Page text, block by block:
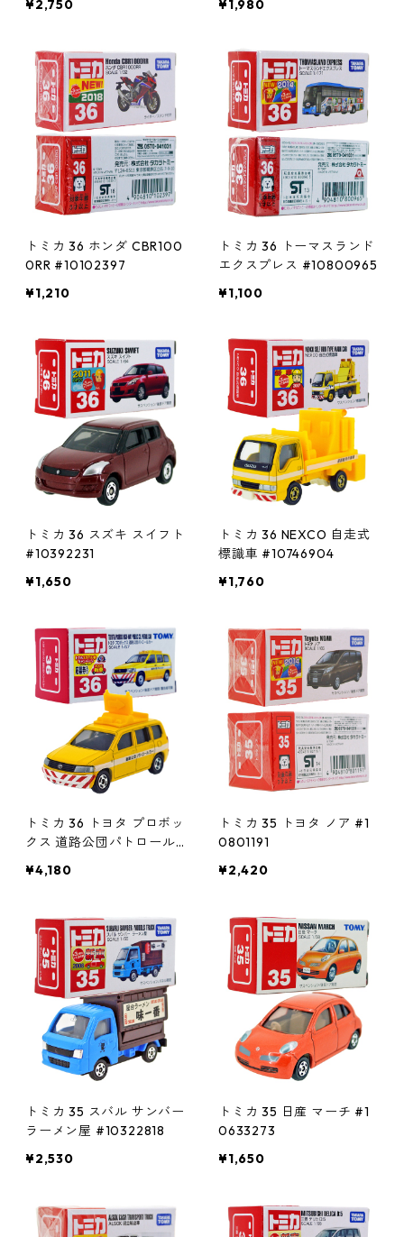
¥2,750 ¥1,980
トミカ 36 ホンダ CBR100
0RR #10102397
¥1,210
トミカ 36 トーマスランド
エクスプレス #10800965
¥1,100
トミカ 36 スズキ スイフト
#10392231
¥1,650
トミカ 36 NEXCO 自走式
標識車 #10746904
¥1,760
トミカ 36 トヨタ プロボッ
クス 道路公団パトロール
¥4,180
トミカ 35 トヨタ ノア #1
0801191
¥2,420
トミカ 35 スバル サンバー
ラーメン屋 #10322818
¥2,530
トミカ 35 日産 マーチ #1
0633273
¥1,650